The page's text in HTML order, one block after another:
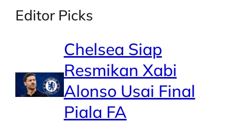
Editor Picks
Chelsea Siap
Resmikan Xabi
Alonso Usai Final
Piala FA